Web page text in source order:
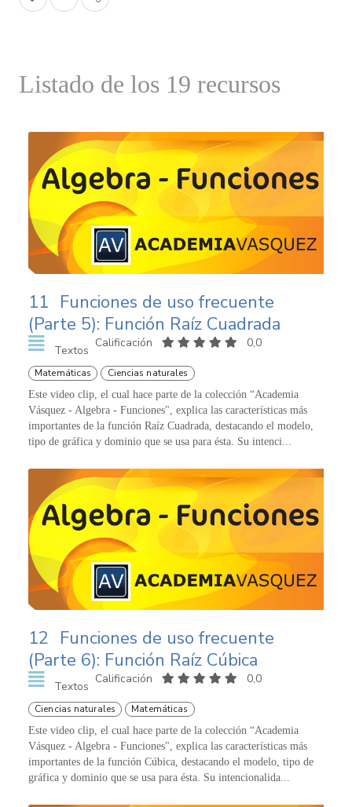
Listado de los 19 recursos
11 Funciones de uso frecuente
(Parte 5): Función Raíz Cuadrada
Textos
Calificación 0,0
Matemáticas Ciencias naturales
Este video clip, el cual hace parte de la colección “Academia
Vásquez - Algebra - Funciones", explica las características más
importantes de la función Raíz Cuadrada, destacando el modelo,
tipo de gráfica y dominio que se usa para ésta. Su intenci...
12 Funciones de uso frecuente
(Parte 6): Función Raíz Cúbica
Textos
Calificación 0,0
Ciencias naturales Matemáticas
Este video clip, el cual hace parte de la colección “Academia
Vásquez - Algebra - Funciones", explica las características más
importantes de la función Cúbica, destacando el modelo, tipo de
gráfica y dominio que se usa para ésta. Su intencionalida...